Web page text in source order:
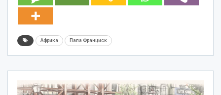
Африка Папа Франциск